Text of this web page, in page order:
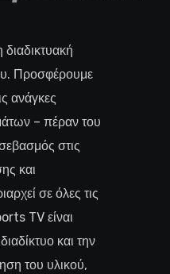
Προσφέρουμε
ανάγκες
– πέραν του
στις
και
σε όλες τις
TV είναι
και την
του υλικού,